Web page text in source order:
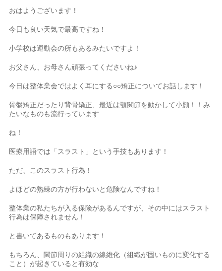
おはようございます！
今日も良い天気で最高ですね！
小学校は運動会の所もあるみたいですよ！
お父さん、お母さん頑張ってくださいね♪
今日は整体業会ではよく耳にする○○矯正についてお話します！
骨盤矯正だったり背骨矯正、最近は顎関節を動かして小顔！！み
たいなものも流行っています
ね！
医療用語では「スラスト」という手技もあります！
ただ、このスラスト行為！
よほどの熟練の方が行わないと危険なんですね！
整体業の私たちが入る保険があるんですが、その中にはスラスト
行為は保障されません！
と書いてあるものもあります！
もちろん、関節周りの組織の線維化（組織が固いものに変化する
こと）が起きていると有効な